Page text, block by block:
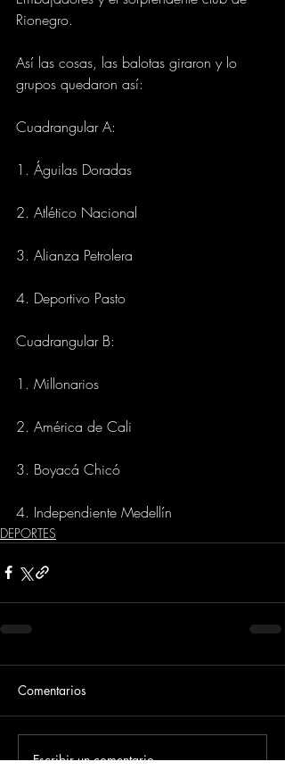
Rionegro.
Así las cosas, las balotas giraron y lo
grupos quedaron así:
Cuadrangular A:
1. Águilas Doradas
2. Atlético Nacional
3. Alianza Petrolera
4. Deportivo Pasto
Cuadrangular B:
1. Millonarios
2. América de Cali
3. Boyacá Chicó
4. Independiente Medellín
DEPORTES
Comentarios
Escribir un comentario...